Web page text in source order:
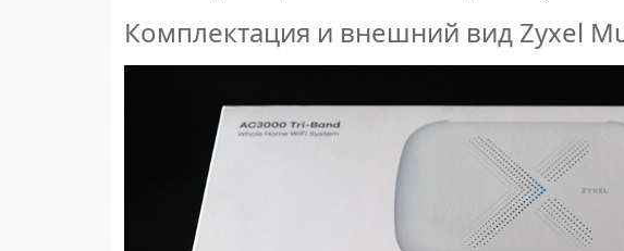
Комплектация и внешний вид Zyxel